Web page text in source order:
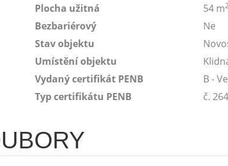
Plocha užitná 54 m
Bezbariérový
Ne
Stav objektu
Umístění objektu
Vydaný certifikát PENB
B -
Typ certifikátu PENB
č.